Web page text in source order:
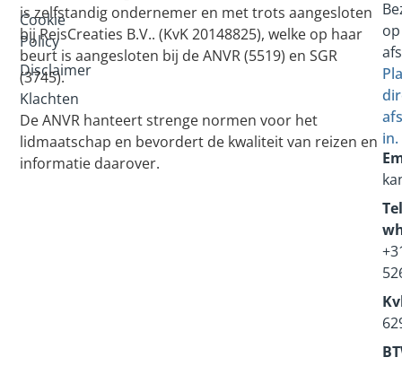
op
in.
Cookie
Policy
Disclaimer
Klachten
is zelfstandig ondernemer en met trots aangesloten
bij ReisCreaties B.V.. (KvK 20148825), welke op haar
beurt is aangesloten bij de ANVR (5519) en SGR
(3745).
De ANVR hanteert strenge normen voor het
lidmaatschap en bevordert de kwaliteit van reizen en
informatie daarover.